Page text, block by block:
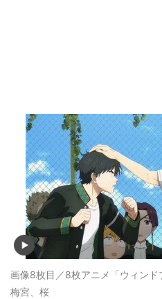
画像8枚目／8枚アニメ「ウィンド
梅宮、桜